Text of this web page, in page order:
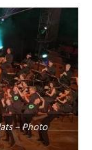
– Photo